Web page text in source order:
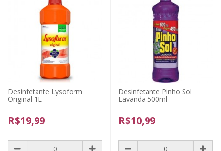
Desinfetante Lysoform
Original 1L
R$19,99
Desinfetante Pinho Sol
Lavanda 500ml
R$10,99